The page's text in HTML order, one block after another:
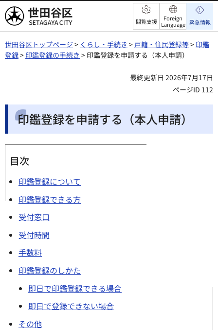
世田谷区 閲覧支援
Foreign
Language 緊急情報
世田谷区トップページ > くらし・手続き > 戸籍・住民登録等> 印鑑
登録> 印鑑登録の手続き > 印鑑登録を申請する（本人申請）
最終更新日 2026年7月17日
ページID 112
印鑑登録を申請する（本人申請）
目次
印鑑登録について
印鑑登録できる方
受付窓口
受付時間
手数料
印鑑登録のしかた
即日で印鑑登録できる場合
即日で登録できない場合
その他